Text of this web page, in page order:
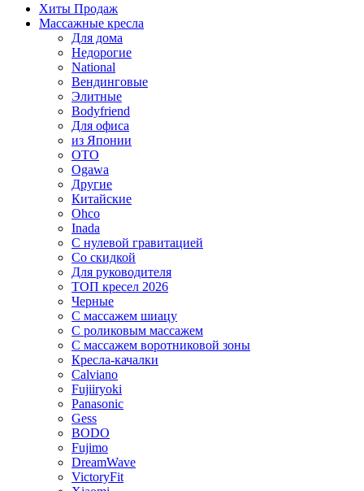
Хиты Продаж
Массажные кресла
Для дома
Недорогие
National
Вендинговые
Элитные
Bodyfriend
Для офиса
из Японии
OTO
Ogawa
Другие
Китайские
Ohco
Inada
С нулевой гравитацией
Со скидкой
Для руководителя
ТОП кресел 2026
Черные
С массажем шиацу
С роликовым массажем
С массажем воротниковой зоны
Кресла-качалки
Calviano
Fujiiryoki
Panasonic
Gess
BODO
Fujimo
DreamWave
VictoryFit